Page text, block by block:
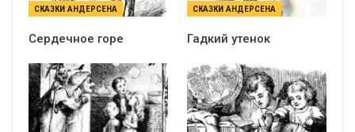
СКАЗКИ АНДЕРСЕНА
Сердечное горе
СКАЗКИ АНДЕРСЕНА
Гадкий утенок